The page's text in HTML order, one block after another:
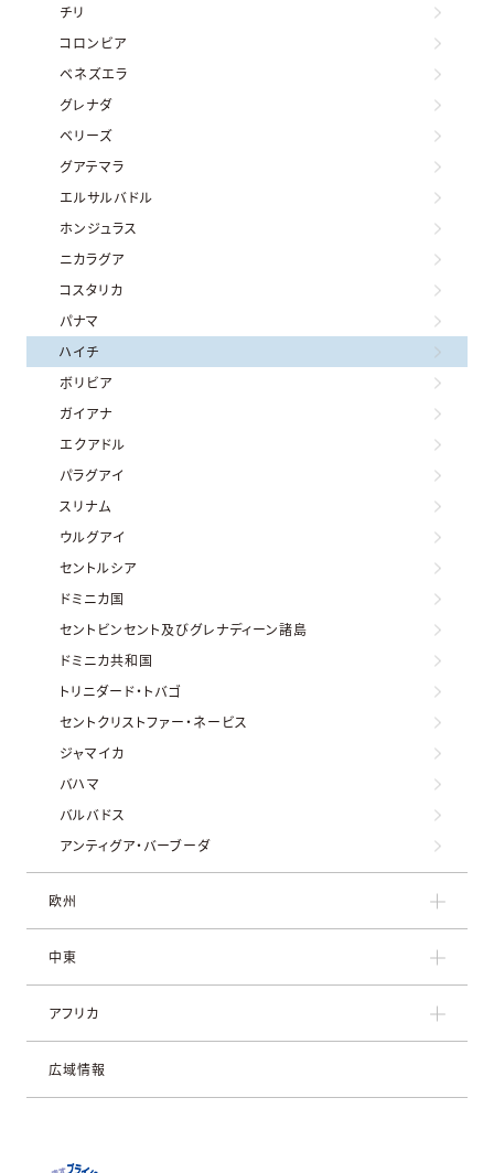
チリ
コロンビア
ベネズエラ
グレナダ
ベリーズ
グアテマラ
エルサルバドル
ホンジュラス
ニカラグア
コスタリカ
パナマ
ハイチ
ボリビア
ガイアナ
エクアドル
パラグアイ
スリナム
ウルグアイ
セントルシア
ドミニカ国
セントビンセント及びグレナディーン諸島
ドミニカ共和国
トリニダード・トバゴ
セントクリストファー・ネービス
ジャマイカ
バハマ
バルバドス
アンティグア・バーブーダ
欧州
中東
アフリカ
広域情報